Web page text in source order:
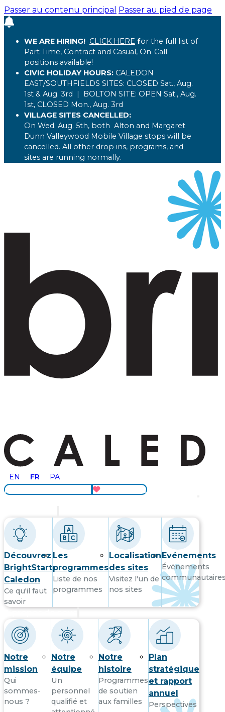
Passer au contenu principal Passer au pied de page
WE ARE HIRING! CLICK HERE for the full list of
Part Time, Contract and Casual, On-Call
positions available!
CIVIC HOLIDAY HOURS: CALEDON
EAST/SOUTHFIELDS SITES: CLOSED Sat., Aug.
1st & Aug. 3rd
| BOLTON SITE: OPEN Sat., Aug.
1st, CLOSED Mon., Aug. 3rd
VILLAGE SITES CANCELLED:
On Wed. Aug. 5th, both Alton and Margaret
Dunn Valleywood Mobile Village stops will be
cancelled. All other drop ins, programs, and
sites are running normally.
EN FR
PA
Faire un don
Découvrez
BrightStart
Caledon
Ce qu'il faut
savoir
Les
programmes
Liste de nos
programmes
Localisation
des sites
Visitez l'un de
nos sites
Evénements
Événements
Notre
mission
Qui
sommes-
nous ?
Notre
équipe
Un
personnel
qualifié et
Notre
histoire
Programmes
de soutien
aux familles
Plan
stratégique
et rapport
annuel
Perspectives